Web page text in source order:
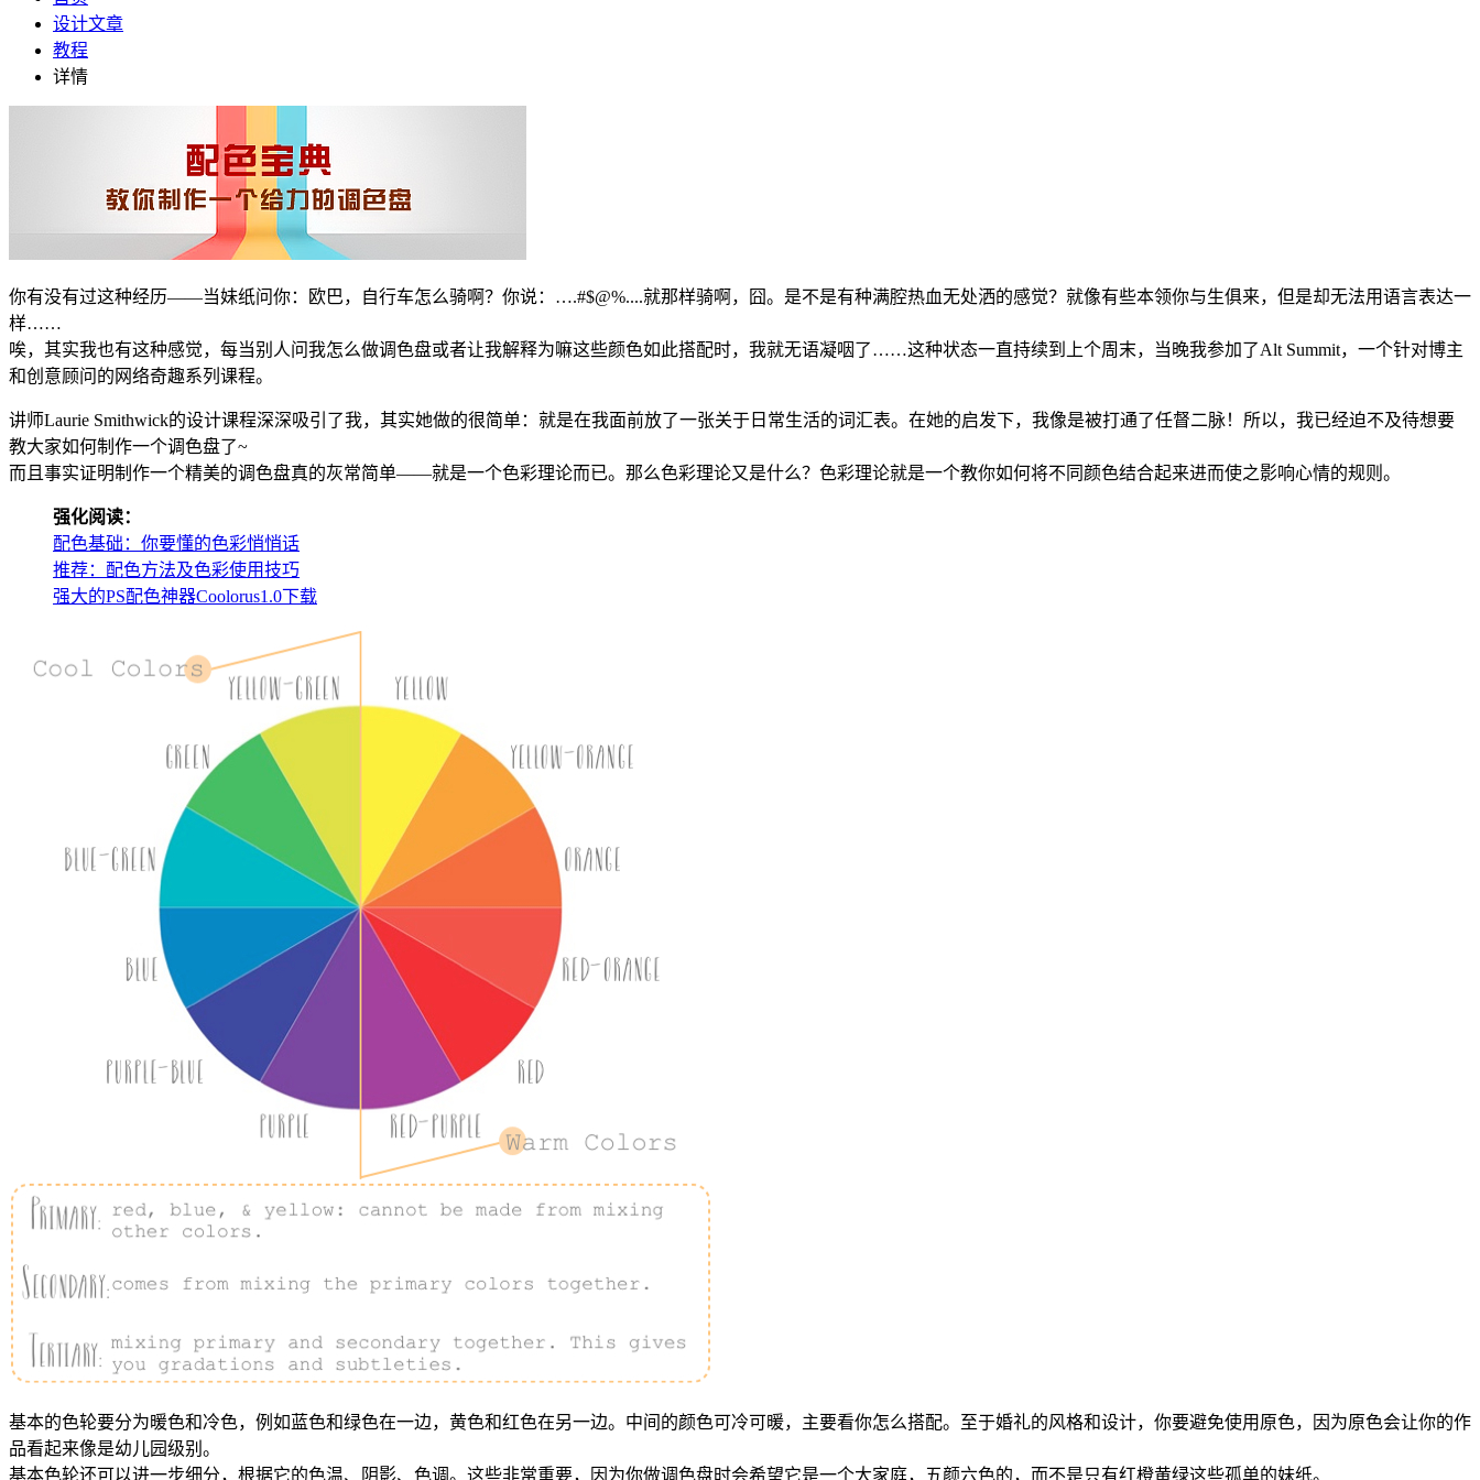
设计文章
教程
详情
你有没有过这种经历——当妹纸问你：欧巴，自行车怎么骑啊？你说：….#$@%....就那样骑啊，囧。是不是有种满腔热血无处洒的感觉？就像有些本领你与生俱来，但是却无法用语言表达一
样……
唉，其实我也有这种感觉，每当别人问我怎么做调色盘或者让我解释为嘛这些颜色如此搭配时，我就无语凝咽了……这种状态一直持续到上个周末，当晚我参加了Alt Summit，一个针对博主
和创意顾问的网络奇趣系列课程。
讲师Laurie Smithwick的设计课程深深吸引了我，其实她做的很简单：就是在我面前放了一张关于日常生活的词汇表。在她的启发下，我像是被打通了任督二脉！所以，我已经迫不及待想要
教大家如何制作一个调色盘了~
而且事实证明制作一个精美的调色盘真的灰常简单——就是一个色彩理论而已。那么色彩理论又是什么？色彩理论就是一个教你如何将不同颜色结合起来进而使之影响心情的规则。
强化阅读：
配色基础：你要懂的色彩悄悄话
推荐：配色方法及色彩使用技巧
强大的PS配色神器Coolorus1.0下载
基本的色轮要分为暖色和冷色，例如蓝色和绿色在一边，黄色和红色在另一边。中间的颜色可冷可暖，主要看你怎么搭配。至于婚礼的风格和设计，你要避免使用原色，因为原色会让你的作
品看起来像是幼儿园级别。
基本色轮还可以进一步细分，根据它的色温、阴影、色调。这些非常重要，因为你做调色盘时会希望它是一个大家庭，五颜六色的，而不是只有红橙黄绿这些孤单的妹纸。